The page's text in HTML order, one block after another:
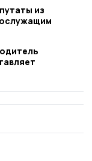
из